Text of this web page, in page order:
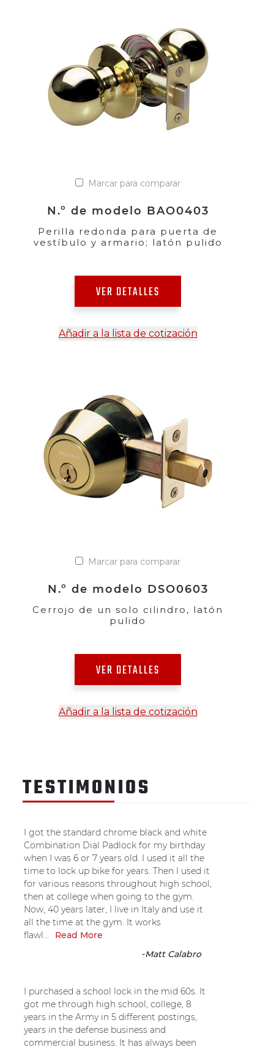
Marcar para comparar
N.º de modelo BAO0403
Perilla redonda para puerta de
vestíbulo y armario; latón pulido
VER DETALLES
Añadir a la lista de cotización
Marcar para comparar
N.º de modelo DSO0603
Cerrojo de un solo cilindro, latón
pulido
VER DETALLES
Añadir a la lista de cotización
TESTIMONIOS
I got the standard chrome black and white
Combination Dial Padlock for my birthday
when I was 6 or 7 years old. I used it all the
time to lock up bike for years. Then I used it
for various reasons throughout high school,
then at college when going to the gym.
Now, 40 years later, I live in Italy and use it
all the time at the gym. It works
flawl...
Read More
-Matt Calabro
I purchased a school lock in the mid 60s. It
got me through high school, college, 8
years in the Army in 5 different postings,
years in the defense business and
commercial business. It has always been